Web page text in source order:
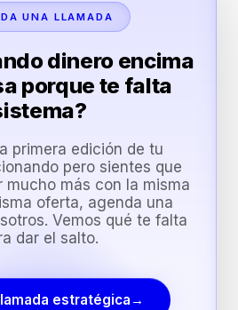
UNA LLAMADA
dinero encima
porque te falta
primera edición de tu
pero sientes que
mucho más con la misma
oferta, agenda una
Vemos qué te falta
dar el salto.
estratégica →